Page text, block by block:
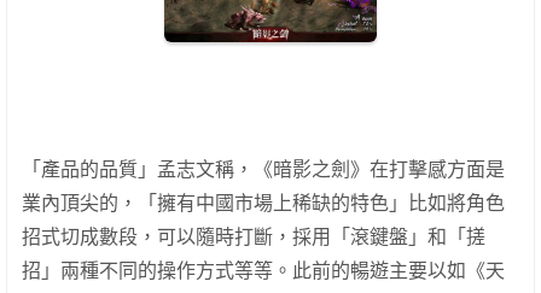
「產品的品質」孟志文稱，《暗影之劍》在打擊感方面是
業內頂尖的，「擁有中國市場上稀缺的特色」比如將角色
招式切成數段，可以隨時打斷，採用「滾鍵盤」和「搓
招」兩種不同的操作方式等等。 此前的暢遊主要以如《天